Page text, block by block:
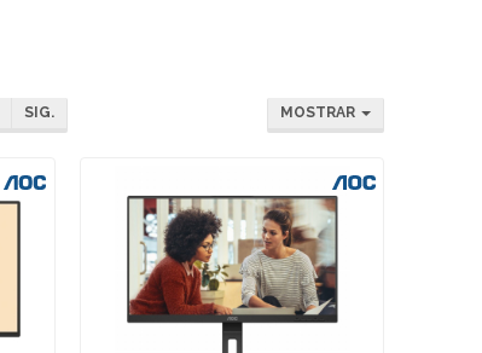
SIG. MOSTRAR